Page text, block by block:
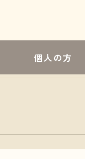
個人の方